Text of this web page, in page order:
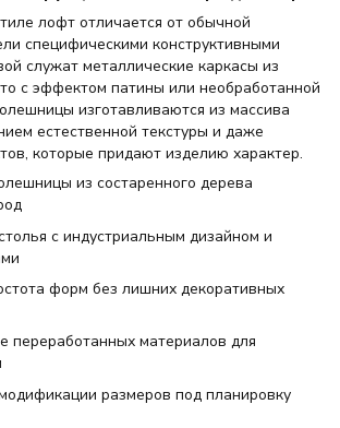
лофт отличается от обычной
специфическими конструктивными
служат металлические каркасы из
с эффектом патины или необработанной
изготавливаются из массива
естественной текстуры и даже
которые придают изделию характер.
из состаренного дерева
с индустриальным дизайном и
форм без лишних декоративных
переработанных материалов для
размеров под планировку